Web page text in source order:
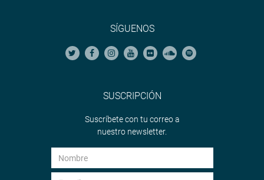
SÍGUENOS
SUSCRIPCIÓN
Suscríbete con tu correo a
nuestro newsletter.